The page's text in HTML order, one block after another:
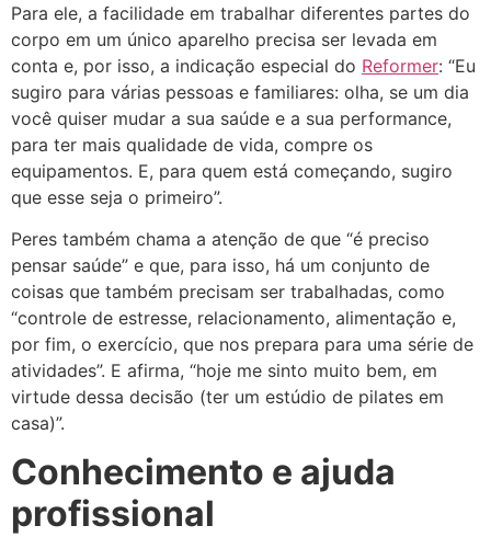
Para ele, a facilidade em trabalhar diferentes partes do
corpo em um único aparelho precisa ser levada em
conta e, por isso, a indicação especial do Reformer: “Eu
sugiro para várias pessoas e familiares: olha, se um dia
você quiser mudar a sua saúde e a sua performance,
para ter mais qualidade de vida, compre os
equipamentos. E, para quem está começando, sugiro
que esse seja o primeiro”.
Peres também chama a atenção de que “é preciso
pensar saúde” e que, para isso, há um conjunto de
coisas que também precisam ser trabalhadas, como
“controle de estresse, relacionamento, alimentação e,
por fim, o exercício, que nos prepara para uma série de
atividades”. E afirma, “hoje me sinto muito bem, em
virtude dessa decisão (ter um estúdio de pilates em
casa)”.
Conhecimento e ajuda
profissional